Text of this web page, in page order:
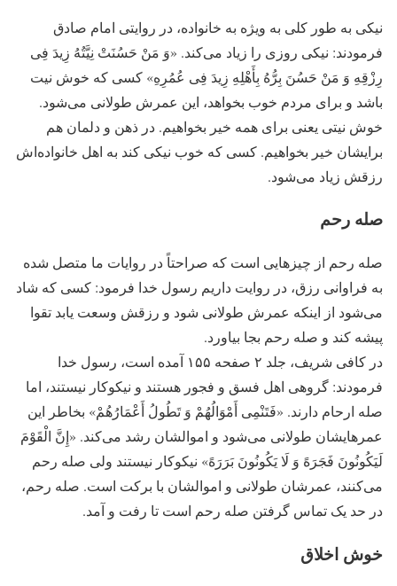
نیکی به طور کلی به ویژه به خانواده، در روایتی امام صادق
فرمودند: نیکی روزی را زیاد می‌کند. «وَ مَنْ حَسُنَتْ نِیَّتُهُ زِیدَ فِی
رِزْقِهِ وَ مَنْ حَسُنَ بِرُّهُ بِأَهْلِهِ زِیدَ فِی‏ عُمُرِهِ‏» کسی که خوش نیت
باشد و برای مردم خوب بخواهد، این عمرش طولانی می‌شود.
خوش نیتی یعنی برای همه خیر بخواهیم. در ذهن و دلمان هم
برایشان خیر بخواهیم. کسی که خوب نیکی کند به اهل خانواده‌اش
رزقش زیاد می‌شود.
صله رحم
صله رحم از چیزهایی است که صراحتاً در روایات ما متصل شده
به فراوانی رزق، در روایت داریم رسول خدا فرمود: کسی که شاد
می‌شود از اینکه عمرش طولانی شود و رزقش وسعت یابد تقوا
پیشه کند و صله رحم بجا بیاورد.
در کافی شریف، جلد ۲ صفحه‌ ۱۵۵ آمده است، رسول خدا
فرمودند: گروهی اهل فسق و فجور هستند و نیکوکار نیستند، اما
صله ارحام دارند. «فَتَنْمِی أَمْوَالُهُمْ وَ تَطُولُ‏ أَعْمَارُهُمْ» بخاطر این
عمرهایشان طولانی می‌شود و اموالشان رشد می‌کند. «إِنَّ الْقَوْمَ
لَیَکُونُونَ فَجَرَهً وَ لَا یَکُونُونَ بَرَرَهً» نیکوکار نیستند ولی صله رحم
می‌کنند، عمرشان طولانی و اموالشان با برکت است. صله رحم،
در حد یک تماس گرفتن صله رحم است تا رفت و آمد.
خوش اخلاق